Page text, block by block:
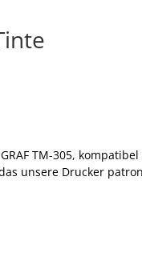
TM-305,
unsere Drucker